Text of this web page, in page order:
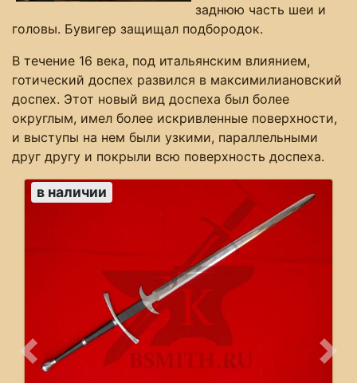
заднюю часть шеи и
головы. Бувигер защищал подбородок.
В течение 16 века, под итальянским влиянием,
готический доспех развился в максимилиановский
доспех. Этот новый вид доспеха был более
округлым, имел более искривленные поверхности,
и выступы на нем были узкими, параллельными
друг другу и покрыли всю поверхность доспеха.
в наличии
Предыдущее